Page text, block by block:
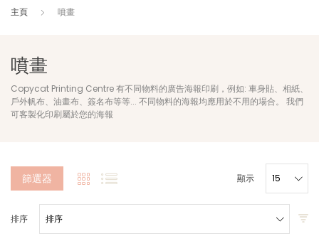
主頁 噴畫
噴畫
Copycat Printing Centre 有不同物料的廣告海報印刷，例如: 車身貼、相紙、
戶外帆布、油畫布、簽名布等等... 不同物料的海報均應用於不用的場合。 我們
可客製化印刷屬於您的海報
篩選器
排序
顯示